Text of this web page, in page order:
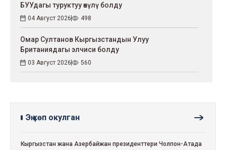
БУУдагы туруктуу өкүлү болду
04 Август 2026 498
Омар Султанов Кыргызстандын Улуу
Британиядагы элчиси болду
03 Август 2026 560
Эң көп окулган
Кыргызстан жана Азербайжан президенттери Чолпон-Атада